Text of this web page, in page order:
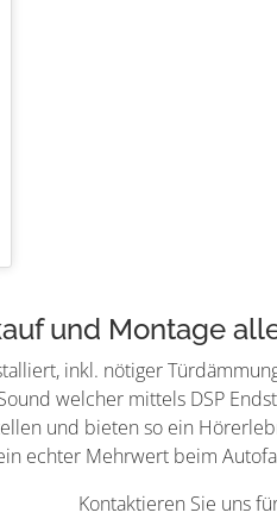
und Montage
inkl. nötiger
welcher mittels DSP
und bieten so ein
echter Mehrwert beim
Kontaktieren Sie uns